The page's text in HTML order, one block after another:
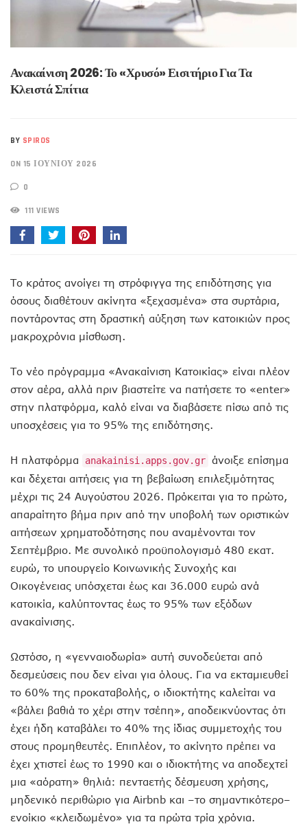
Ανακαίνιση 2026: Το «χρυσό» Εισιτήριο Για Τα
Κλειστά Σπίτια
BY SPIROS
ON 15 ΙΟΥΝΊΟΥ 2026
0
111 VIEWS
Το κράτος ανοίγει τη στρόφιγγα της επιδότησης για
όσους διαθέτουν ακίνητα «ξεχασμένα» στα συρτάρια,
ποντάροντας στη δραστική αύξηση των κατοικιών προς
μακροχρόνια μίσθωση.
Το νέο πρόγραμμα «Ανακαίνιση Κατοικίας» είναι πλέον
στον αέρα, αλλά πριν βιαστείτε να πατήσετε το «enter»
στην πλατφόρμα, καλό είναι να διαβάσετε πίσω από τις
υποσχέσεις για το 95% της επιδότησης.
Η πλατφόρμα anakainisi.apps.gov.gr άνοιξε επίσημα
και δέχεται αιτήσεις για τη βεβαίωση επιλεξιμότητας
μέχρι τις 24 Αυγούστου 2026. Πρόκειται για το πρώτο,
απαραίτητο βήμα πριν από την υποβολή των οριστικών
αιτήσεων χρηματοδότησης που αναμένονται τον
Σεπτέμβριο. Με συνολικό προϋπολογισμό 480 εκατ.
ευρώ, το υπουργείο Κοινωνικής Συνοχής και
Οικογένειας υπόσχεται έως και 36.000 ευρώ ανά
κατοικία, καλύπτοντας έως το 95% των εξόδων
ανακαίνισης.
Ωστόσο, η «γενναιοδωρία» αυτή συνοδεύεται από
δεσμεύσεις που δεν είναι για όλους. Για να εκταμιευθεί
το 60% της προκαταβολής, ο ιδιοκτήτης καλείται να
«βάλει βαθιά το χέρι στην τσέπη», αποδεικνύοντας ότι
έχει ήδη καταβάλει το 40% της ίδιας συμμετοχής του
στους προμηθευτές. Επιπλέον, το ακίνητο πρέπει να
έχει χτιστεί έως το 1990 και ο ιδιοκτήτης να αποδεχτεί
μια «αόρατη» θηλιά: πενταετής δέσμευση χρήσης,
μηδενικό περιθώριο για Airbnb και –το σημαντικότερο–
ενοίκιο «κλειδωμένο» για τα πρώτα τρία χρόνια.